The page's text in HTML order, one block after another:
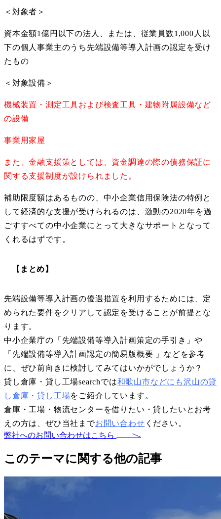
＜対象者＞
資本金額1億円以下の法人、または、従業員数1,000人以
下の個人事業主のうち先端設備等導入計画の認定を受け
たもの
＜対象設備＞
機械装置・測定工具および検査工具・建物附属設備など
の設備
事業用家屋
また、金融支援策としては、資金調達の際の債務保証に
関する支援制度が設けられました。
補助限度額はあるものの、中小企業信用保険法の特例と
して経済的な支援が受けられるのは、激動の2020年を過
ごすすべての中小企業にとって大きなサポートとなって
くれるはずです。
【まとめ】
先端設備等導入計画の優遇措置を利用するためには、定
められた要件をクリアして認定を受けることが前提とな
ります。
中小企業庁の「先端設備等導入計画策定の手引き」や
「先端設備等導入計画認定の簡易版概要 」などを参考
に、ぜひ前向きに検討してみてはいかがでしょうか？
貸し倉庫・貸し工場searchでは和歌山市などにも沢山の貸
し倉庫・貸し工場をご紹介しています。
倉庫・工場・物流センターを借りたい・貸したいとお考
えの方は、ぜひ当社までお問い合わせ ください。
弊社へのお問い合わせはこちら
このテーマに関する他の記事